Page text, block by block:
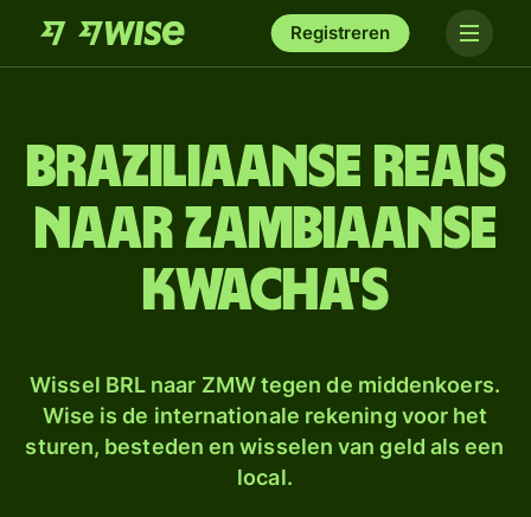
Registreren
Braziliaanse reais
naar Zambiaanse
kwacha's
Wissel BRL naar ZMW tegen de middenkoers.
Wise is de internationale rekening voor het
sturen, besteden en wisselen van geld als een
local.